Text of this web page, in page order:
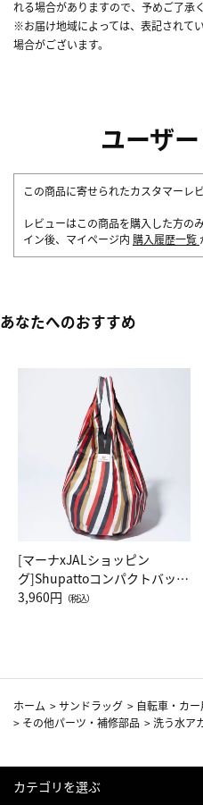
れる場合がありますので、予めご了承
※お届け地域によっては、表記されて
場合がございます。
ユーザ
この商品に寄せられたカスタマーレ
レビューはこの商品を購入した方の
イン後、マイページ内 購入履歴一覧
あなたへのおすすめ
[マーナxJALショッピン
グ]Shupattoコンパクトバッグ
Drop JAL客室乗務員（LC）ス
3,960円 （税込）
ホーム >サンドラッグ > 自転車・カー
> その他パーツ・補修部品 >洗う水ア
カテゴリを選ぶ